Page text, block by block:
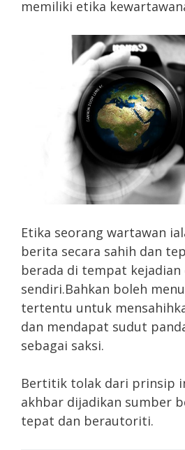
memiliki etika
Etika seorang wartawan
berita secara sahih dan
berada di tempat
sendiri.Bahkan boleh
tertentu untuk
dan mendapat sudut
sebagai saksi.
Bertitik tolak dari prinsip
akhbar dijadikan sumber
tepat dan berautoriti.